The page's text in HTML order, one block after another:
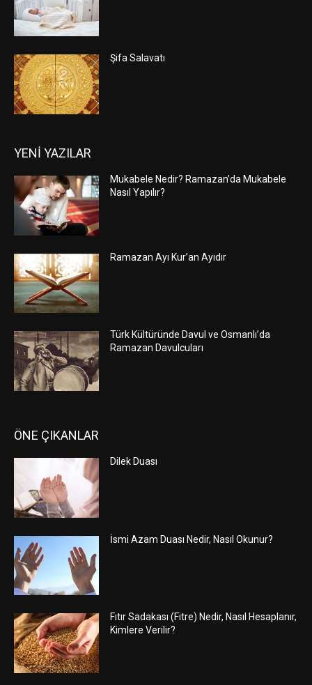
Şifa Salavatı
YENİ YAZILAR
Mukabele Nedir? Ramazan’da Mukabele
Nasıl Yapılır?
Ramazan Ayı Kur’an Ayıdır
Türk Kültüründe Davul ve Osmanlı’da
Ramazan Davulcuları
ÖNE ÇIKANLAR
Dilek Duası
İsmi Azam Duası Nedir, Nasıl Okunur?
Fıtır Sadakası (Fitre) Nedir, Nasıl Hesaplanır,
Kimlere Verilir?